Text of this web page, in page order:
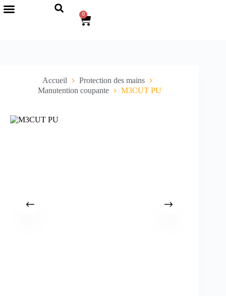
0
Accueil
Protection des mains
Manutention coupante
M3CUT PU